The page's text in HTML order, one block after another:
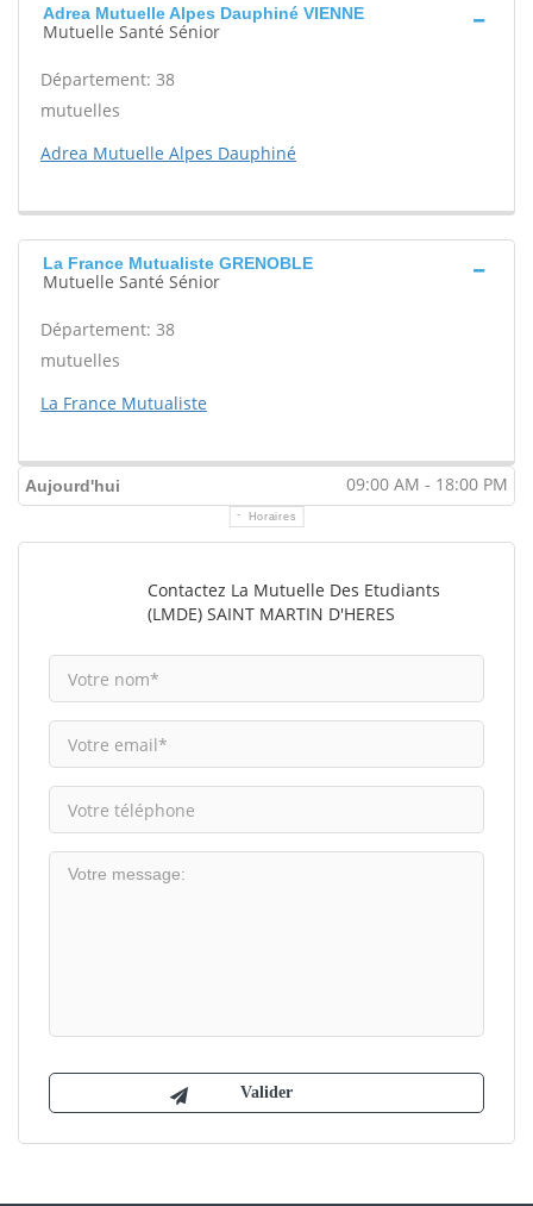
Adrea Mutuelle Alpes Dauphiné VIENNE
Mutuelle Santé Sénior
Département: 38
mutuelles
Adrea Mutuelle Alpes Dauphiné
La France Mutualiste GRENOBLE
Mutuelle Santé Sénior
Département: 38
mutuelles
La France Mutualiste
Aujourd'hui 09:00 AM - 18:00 PM
Horaires
Contactez La Mutuelle Des Etudiants
(LMDE) SAINT MARTIN D'HERES